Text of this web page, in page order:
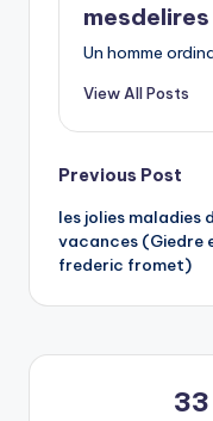
mesdelires
Un homme
View All Posts
Post
Previous Post
les jolies maladies
vacances (Giedre
frederic fromet)